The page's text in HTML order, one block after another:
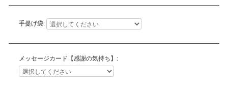
手提げ袋:
メッセージカード【感謝の気持ち】: